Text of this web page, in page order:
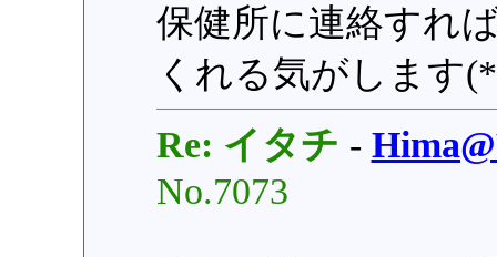
保健所に連絡すれ
くれる気がします
Re: イタチ -
No.7073